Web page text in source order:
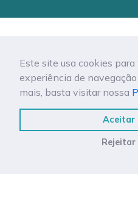
Este site usa cookies
experiência de
mais, basta visitar nossa
Aceitar
Rejeitar